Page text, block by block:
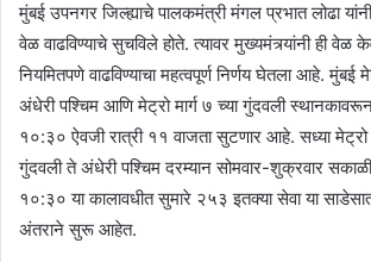
मुंबई उपनगर जिल्ह्याचे पालकमंत्री मंगल प्रभात लोढा यांनी
वेळ वाढविण्याचे सुचविले होते. त्यावर मुख्यमंत्र्यांनी ही वेळ
नियमितपणे वाढविण्याचा महत्वपूर्ण निर्णय घेतला आहे. मुंबई
अंधेरी पश्चिम आणि मेट्रो मार्ग ७ च्या गुंदवली
१०:३० ऐवजी रात्री ११ वाजता सुटणार आहे. सध्या
गुंदवली ते अंधेरी पश्चिम दरम्यान सोमवार-शुक्रवार
१०:३० या कालावधीत सुमारे २५३ इतक्या सेवा या साडेसात
अंतराने सुरू आहेत.